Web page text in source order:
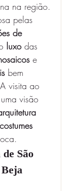
na região.
pelas
de
luxo das
e
bem
visita ao
visão
costumes
São